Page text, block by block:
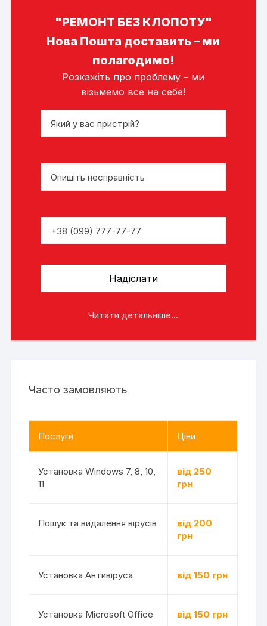
"РЕМОНТ БЕЗ КЛОПОТУ"
Нова Пошта доставить – ми
полагодимо!
Розкажіть про проблему – ми
візьмемо все на себе!
Читати детальніше...
Часто замовляють
Послуги Ціни
Установка Windows 7, 8, 10,
11
від 250
грн
Пошук та видалення вірусів
від 200
грн
Установка Антивіруса від 150 грн
Установка Microsoft Office від 150 грн